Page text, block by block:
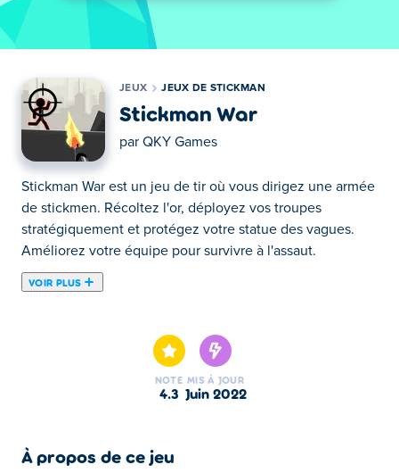
JEUX JEUX DE STICKMAN
Stickman War
par QKY Games
Stickman War est un jeu de tir où vous dirigez une armée
de stickmen. Récoltez l'or, déployez vos troupes
stratégiquement et protégez votre statue des vagues.
Améliorez votre équipe pour survivre à l'assaut.
VOIR PLUS
niveau, d'abattre autant de stickmen que possible. Mais
attention, ils viendront à vous de tous côtés. Tuez-les
tous et vous passerez au niveau suivant!
Souris - Cliquez et déplacez-vous pour tirer
NOTE
4.3
MIS À JOUR
juin 2022
À propos de ce jeu